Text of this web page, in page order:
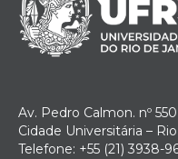
Av. Pedro Calmon. nº
Cidade Universitária –
Telefone: +55 (21) 3938-